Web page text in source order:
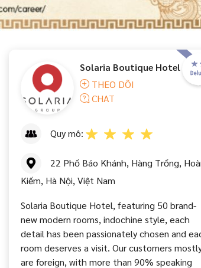
Solaria Boutique Hotel
THEO DÕI
CHAT
Quy mô:
22 Phố Báo Khánh, Hàng Trống,
Kiếm, Hà Nội, Việt Nam
Solaria Boutique Hotel, featuring 50 brand-
new modern rooms, indochine style, each
detail has been passionately chosen and
room deserves a visit. Our customers
are foreign, with more than 90% speaking